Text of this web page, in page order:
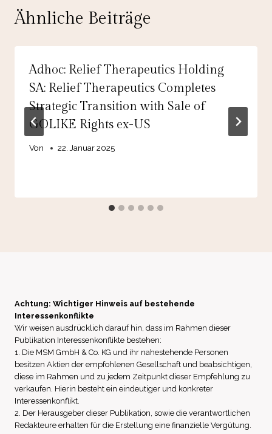
Ähnliche Beiträge
Adhoc: Relief Therapeutics Holding
SA: Relief Therapeutics Completes
Strategic Transition with Sale of
GOLIKE Rights ex-US
Von 22. Januar 2025
Achtung: Wichtiger Hinweis auf bestehende
Interessenkonflikte
Wir weisen ausdrücklich darauf hin, dass im Rahmen dieser
Publikation Interessenkonflikte bestehen:
1. Die MSM GmbH & Co. KG und ihr nahestehende Personen
besitzen Aktien der empfohlenen Gesellschaft und beabsichtigen,
diese im Rahmen und zu jedem Zeitpunkt dieser Empfehlung zu
verkaufen. Hierin besteht ein eindeutiger und konkreter
Interessenkonflikt.
2. Der Herausgeber dieser Publikation, sowie die verantwortlichen
Redakteure erhalten für die Erstellung eine finanzielle Vergütung.